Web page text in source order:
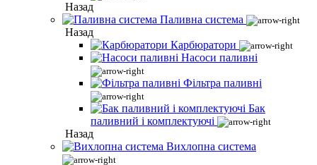
Назад
Паливна система
Назад
Карбюратори
Насоси паливні
Фільтра паливні
Бак
паливний і комплектуючі
Назад
Вихлопна система